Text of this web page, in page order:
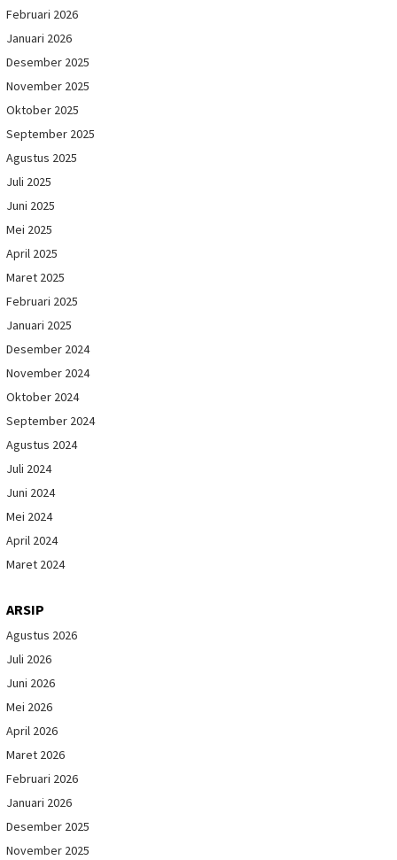
Februari 2026
Januari 2026
Desember 2025
November 2025
Oktober 2025
September 2025
Agustus 2025
Juli 2025
Juni 2025
Mei 2025
April 2025
Maret 2025
Februari 2025
Januari 2025
Desember 2024
November 2024
Oktober 2024
September 2024
Agustus 2024
Juli 2024
Juni 2024
Mei 2024
April 2024
Maret 2024
ARSIP
Agustus 2026
Juli 2026
Juni 2026
Mei 2026
April 2026
Maret 2026
Februari 2026
Januari 2026
Desember 2025
November 2025